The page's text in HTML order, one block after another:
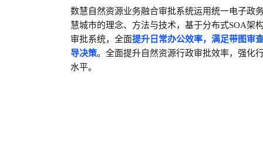
数慧自然资源业务融合审批系统运用统一电子政
慧城市的理念、方法与技术，基于分布式SOA架
审批系统，全面提升日常办公效率，满足带图审
导决策。全面提升自然资源行政审批效率，强化
水平。